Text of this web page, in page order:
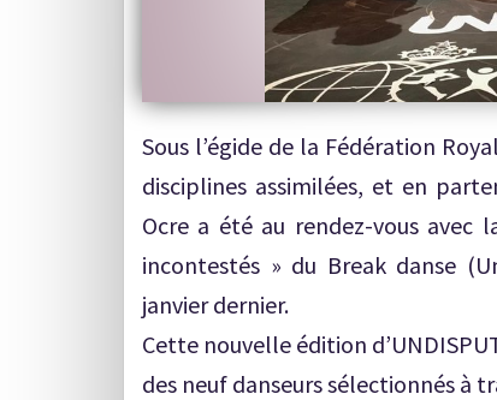
Sous l’égide de la Fédération
disciplines assimilées, et en
Ocre a été au rendez-vous avec
incontestés » du Break danse
janvier dernier.
Cette nouvelle édition
des neuf danseurs sélectionnés à